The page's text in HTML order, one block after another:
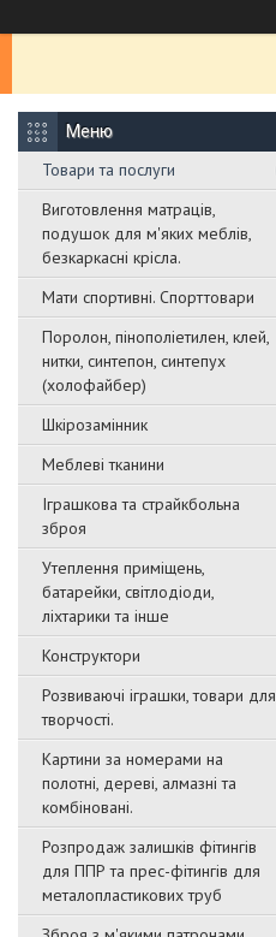
Товари та послуги
Виготовлення матраців,
подушок для м'яких меблів,
безкаркасні крісла.
Мати спортивні. Спорттовари
Поролон, пінополіетилен, клей,
нитки, синтепон, синтепух
(холофайбер)
Шкірозамінник
Меблеві тканини
Іграшкова та страйкбольна
зброя
Утеплення приміщень,
батарейки, світлодіоди,
ліхтарики та інше
Конструктори
Розвиваючі іграшки, товари для
творчості.
Картини за номерами на
полотні, дереві, алмазні та
комбіновані.
Розпродаж залишків фітингів
для ППР та прес-фітингів для
металопластикових труб